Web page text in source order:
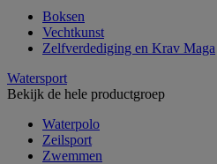
Boksen
Vechtkunst
Zelfverdediging en Krav Maga
Watersport
Bekijk de hele productgroep
Waterpolo
Zeilsport
Zwemmen